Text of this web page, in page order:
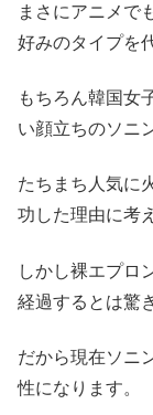
まさにアニメで
好みのタイプを
もちろん韓国女
い顔立ちのソニ
たちまち人気に
功した理由に考
しかし裸エプロ
経過するとは驚
だから現在ソニ
性になります。